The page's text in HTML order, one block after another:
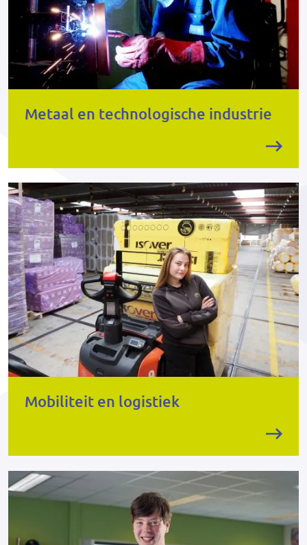
Metaal en technologische industrie
Mobiliteit en logistiek